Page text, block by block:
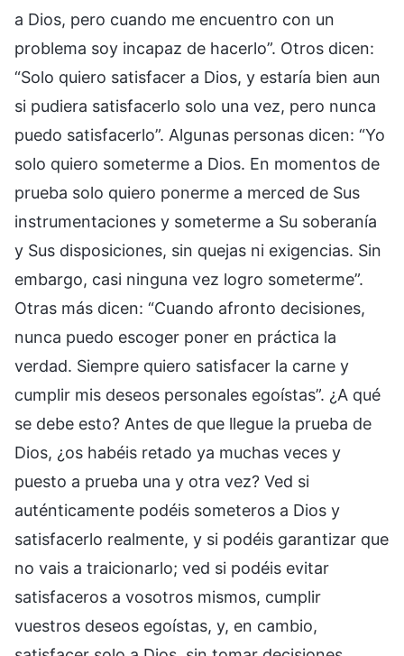
a Dios, pero cuando me encuentro con un
problema soy incapaz de hacerlo”. Otros dicen:
“Solo quiero satisfacer a Dios, y estaría bien aun
si pudiera satisfacerlo solo una vez, pero nunca
puedo satisfacerlo”. Algunas personas dicen: “Yo
solo quiero someterme a Dios. En momentos de
prueba solo quiero ponerme a merced de Sus
instrumentaciones y someterme a Su soberanía
y Sus disposiciones, sin quejas ni exigencias. Sin
embargo, casi ninguna vez logro someterme”.
Otras más dicen: “Cuando afronto decisiones,
nunca puedo escoger poner en práctica la
verdad. Siempre quiero satisfacer la carne y
cumplir mis deseos personales egoístas”. ¿A qué
se debe esto? Antes de que llegue la prueba de
Dios, ¿os habéis retado ya muchas veces y
puesto a prueba una y otra vez? Ved si
auténticamente podéis someteros a Dios y
satisfacerlo realmente, y si podéis garantizar que
no vais a traicionarlo; ved si podéis evitar
satisfaceros a vosotros mismos, cumplir
vuestros deseos egoístas, y, en cambio,